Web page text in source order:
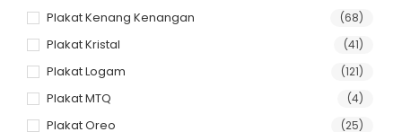
Plakat Kenang Kenangan (68)
Plakat Kristal (41)
Plakat Logam (121)
Plakat MTQ (4)
Plakat Oreo (25)